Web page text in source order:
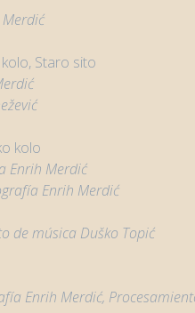
Staro sito
kolo
Enrih Merdić
Enrih Merdić
de música Duško Topić
Enrih Merdić,